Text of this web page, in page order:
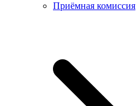
Приёмная комиссия